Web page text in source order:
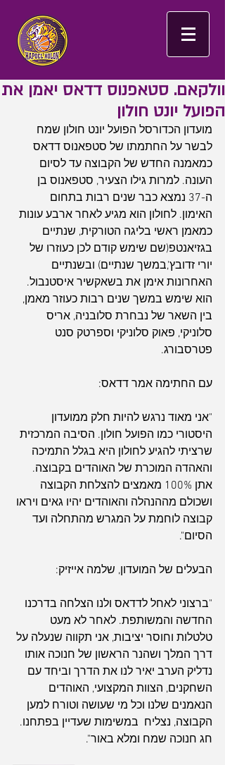
וולקאם. סטאפנוס דדאס יאמן את
הפועל יונט חולון
מועדון הכדורסל הפועל יונט חולון שמח
לבשר על החתמתו של סטפאנוס דדאס
כמאמנה החדש של הקבוצה עד לסיום
העונה. למרות גילו הצעיר, סטפאנוס בן
ה-37 נמצא כבר שנים רבות בתחום
האימון. לחולון הוא מגיע לאחר ארבע עונות
כמאמן ראשי בליגה הטורקית, שנתיים
בגזיאנטפ(שם שימש קודם לכן כעוזרו של
יורי זדובץ',במשך שנתיים) ובשנתיים
האחרונות אימן את בשאקשיר איסטנבול.
הוא שימש במשך שנים רבות כעוזר מאמן,
בין השאר של נבחרת סלובניה, אריס
סלוניקי, פאוק סלוניקי וספרטק סנט
פטרסבורג.
עם החתימה אמר דדאס:
"אני מאוד נרגש להיות חלק ממועדון
היסטורי כמו הפועל חולון. הסיבה המרכזית
שרציתי להגיע לחולון היא בגלל התמיכה
והאהדה המוכרת של האוהדים בקבוצה.
אתן 100% מאמצים להצלחת הקבוצה
ושכולם מההנהלה והאוהדים יהיו גאים ויראו
קבוצה לוחמת על המגרש מהתחלה ועד
הסיום".
הבעלים של המועדון, שלמה אייזיק:
"ברצוני לאחל לדדאס ולנו הצלחה בדרכנו
החדשה והמשותפת. לאחר לא מעט
טלטלות וחוסר יציבות, אני תקווה שנעלה על
דרך המלך ושהנר הראשון של חנוכה אותו
נדליק הערב יאיר לנו את הדרך וביחד עם
השחקנים, הצוות המקצועי, האוהדים
הנאמנים שלנו וכל מי שעושה וטורח למען
הקבוצה, נצליח  במשימות שעדיין בפתחנו.
חג חנוכה שמח ומלא באור".